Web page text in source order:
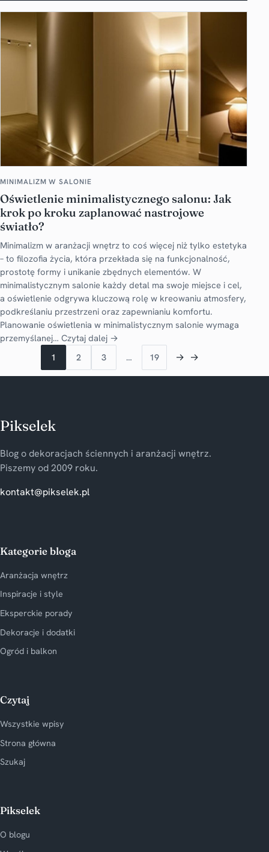
MINIMALIZM W SALONIE
Oświetlenie minimalistycznego salonu: Jak
krok po kroku zaplanować nastrojowe
światło?
Minimalizm w aranżacji wnętrz to coś więcej niż tylko estetyka
– to filozofia życia, która przekłada się na funkcjonalność,
prostotę formy i unikanie zbędnych elementów. W
minimalistycznym salonie każdy detal ma swoje miejsce i cel,
a oświetlenie odgrywa kluczową rolę w kreowaniu atmosfery,
podkreślaniu przestrzeni oraz zapewnianiu komfortu.
Planowanie oświetlenia w minimalistycznym salonie wymaga
przemyślanej… Czytaj dalej →
1 2 3 … 19 → →
Pikselek
Blog o dekoracjach ściennych i aranżacji wnętrz.
Piszemy od 2009 roku.
kontakt@pikselek.pl
Kategorie bloga
Aranżacja wnętrz
Inspiracje i style
Eksperckie porady
Dekoracje i dodatki
Ogród i balkon
Czytaj
Wszystkie wpisy
Strona główna
Szukaj
Pikselek
O blogu